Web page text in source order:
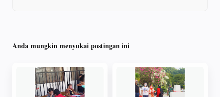
Anda mungkin menyukai postingan ini